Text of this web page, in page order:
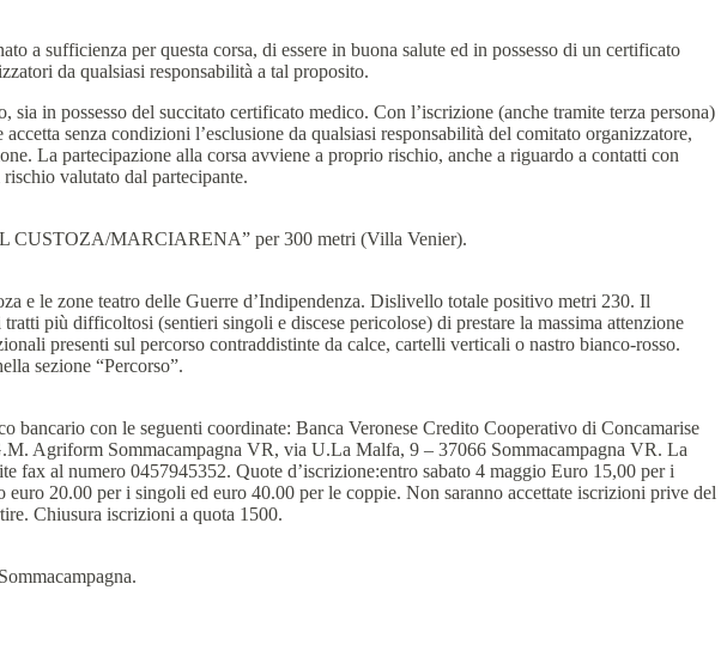
a sufficienza per questa corsa, di essere in buona salute ed in possesso di un certificato
da qualsiasi responsabilità a tal proposito.
in possesso del succitato certificato medico. Con l’iscrizione (anche tramite terza persona)
senza condizioni l’esclusione da qualsiasi responsabilità del comitato organizzatore,
La partecipazione alla corsa avviene a proprio rischio, anche a riguardo a contatti con
valutato dal partecipante.
CUSTOZA/MARCIARENA” per 300 metri (Villa Venier).
e le zone teatro delle Guerre d’Indipendenza. Dislivello totale positivo metri 230. Il
più difficoltosi (sentieri singoli e discese pericolose) di prestare la massima attenzione
presenti sul percorso contraddistinte da calce, cartelli verticali o nastro bianco-rosso.
sezione “Percorso”.
con le seguenti coordinate: Banca Veronese Credito Cooperativo di Concamarise
Agriform Sommacampagna VR, via U.La Malfa, 9 – 37066 Sommacampagna VR. La
fax al numero 0457945352. Quote d’iscrizione:entro sabato 4 maggio Euro 15,00 per i
20.00 per i singoli ed euro 40.00 per le coppie. Non saranno accettate iscrizioni prive del
Chiusura iscrizioni a quota 1500.